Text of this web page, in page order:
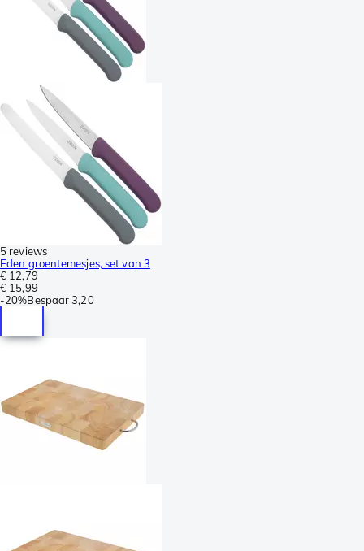
5 reviews
Eden groentemesjes, set van 3
€ 12,79
€ 15,99
-20%Bespaar 3,20